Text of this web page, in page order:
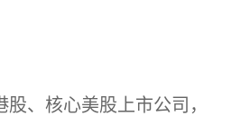
、核心美股上市公司，